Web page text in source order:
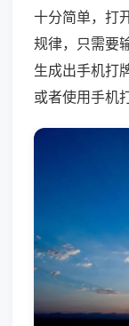
十分简单，打
规律，只需要
生成出手机打
或者使用手机